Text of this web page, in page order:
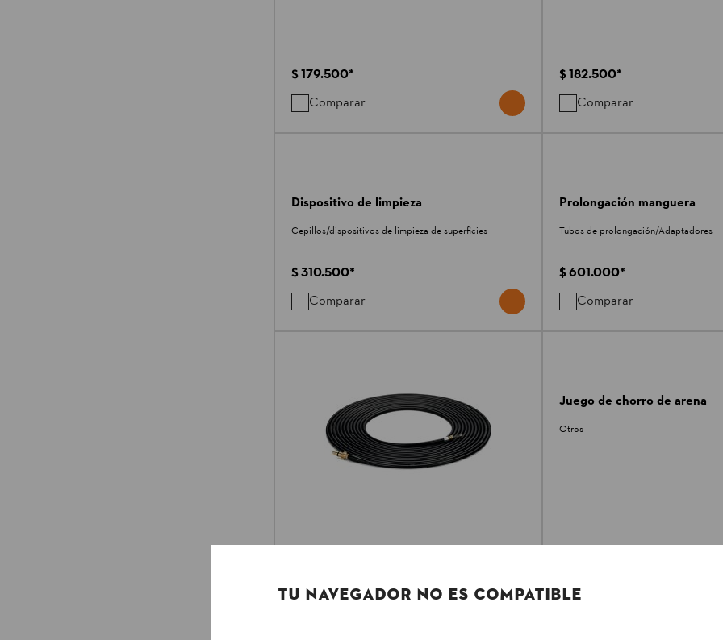
$ 179.500*
Comparar
$ 182.500*
Comparar
Dispositivo de limpieza
Cepillos/dispositivos de limpieza de superficies
$ 310.500*
Comparar
Prolongación manguera
Tubos de prolongación/Adaptadores
$ 601.000*
Comparar
Kits de limpieza
Juego de chorro de arena
Otros
TU NAVEGADOR NO ES COMPATIBLE